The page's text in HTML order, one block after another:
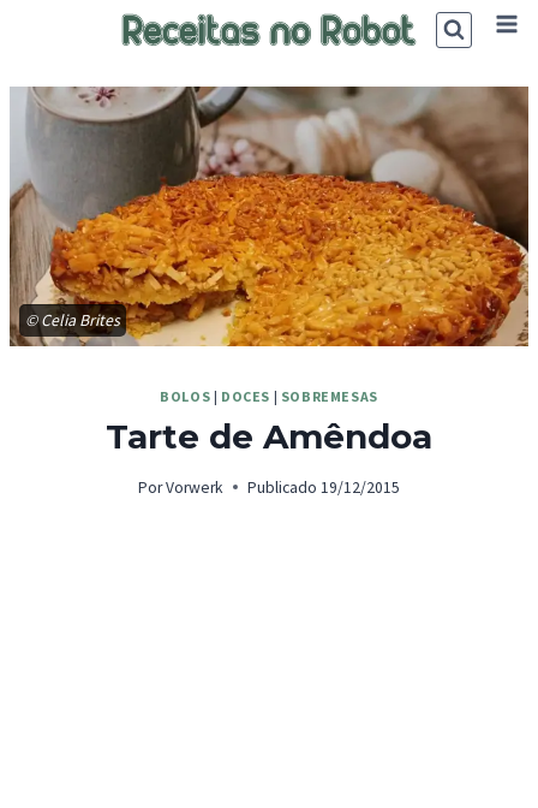
© Celia Brites
BOLOS | DOCES | SOBREMESAS
Tarte de Amêndoa
PorVorwerk Publicado 19/12/2015